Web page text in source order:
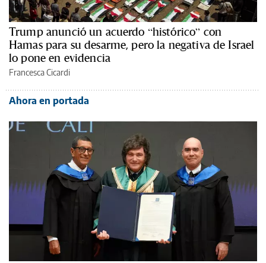
Trump anunció un acuerdo “histórico” con
Hamas para su desarme, pero la negativa de Israel
lo pone en evidencia
Francesca Cicardi
Ahora en portada